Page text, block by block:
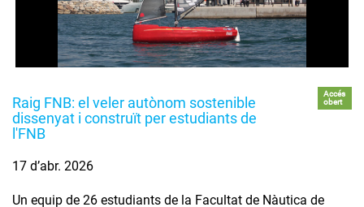
Raig FNB: el veler autònom sostenible
dissenyat i construït per estudiants de
l'FNB
Accés
obert
17 d’abr. 2026
Un equip de 26 estudiants de la Facultat de Nàutica de